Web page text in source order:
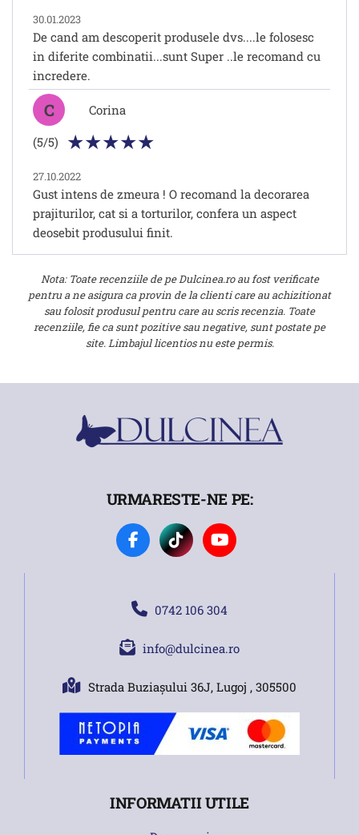
30.01.2023
De cand am descoperit produsele dvs....le folosesc
in diferite combinatii...sunt Super ..le recomand cu
incredere.
C
Corina
(5/5)
27.10.2022
Gust intens de zmeura ! O recomand la decorarea
prajiturilor, cat si a torturilor, confera un aspect
deosebit produsului finit.
Nota: Toate recenziile de pe Dulcinea.ro au fost verificate
pentru a ne asigura ca provin de la clienti care au achizitionat
sau folosit produsul pentru care au scris recenzia. Toate
recenziile, fie ca sunt pozitive sau negative, sunt postate pe
site. Limbajul licentios nu este permis.
URMARESTE-NE PE:
0742 106 304
info@dulcinea.ro
Strada Buziașului 36J, Lugoj , 305500
INFORMATII UTILE